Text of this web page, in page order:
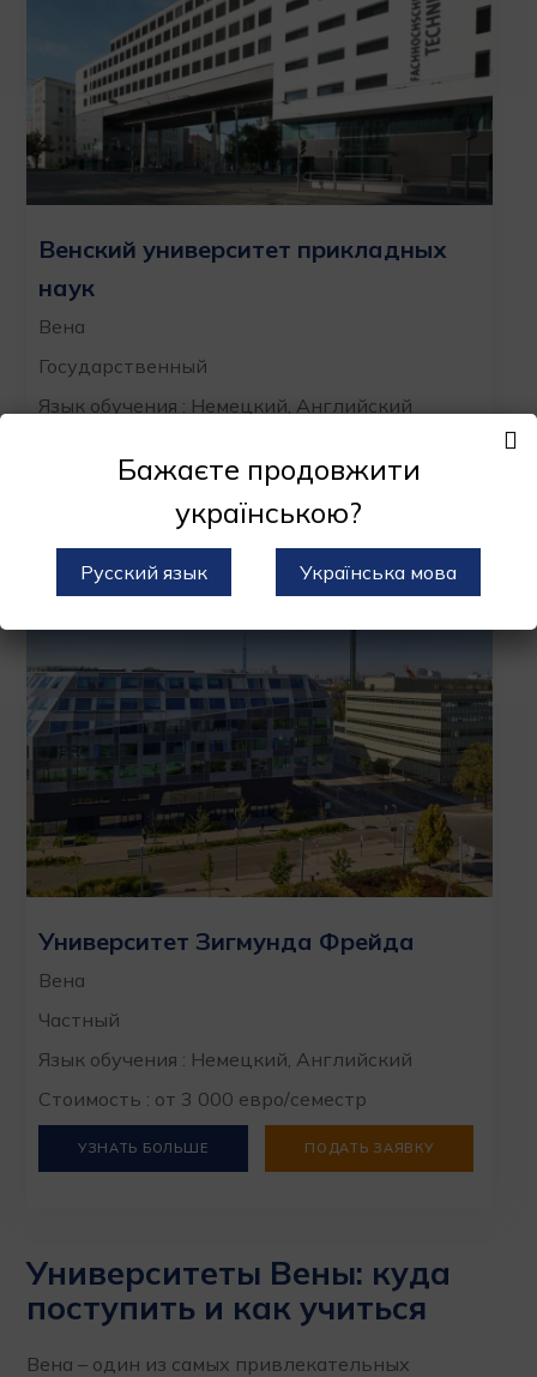
Венский университет прикладных
наук
Вена
Государственный
Язык обучения : Немецкий, Английский
Университет Зигмунда Фрейда
Вена
Частный
Язык обучения : Немецкий, Английский
Стоимость : от 3 000 евро/семестр
УЗНАТЬ БОЛЬШЕ ПОДАТЬ ЗАЯВКУ
Университеты Вены: куда
поступить и как учиться
Вена – один из самых привлекательных
Бажаєте продовжити
українською?
Русский язык Українська мова